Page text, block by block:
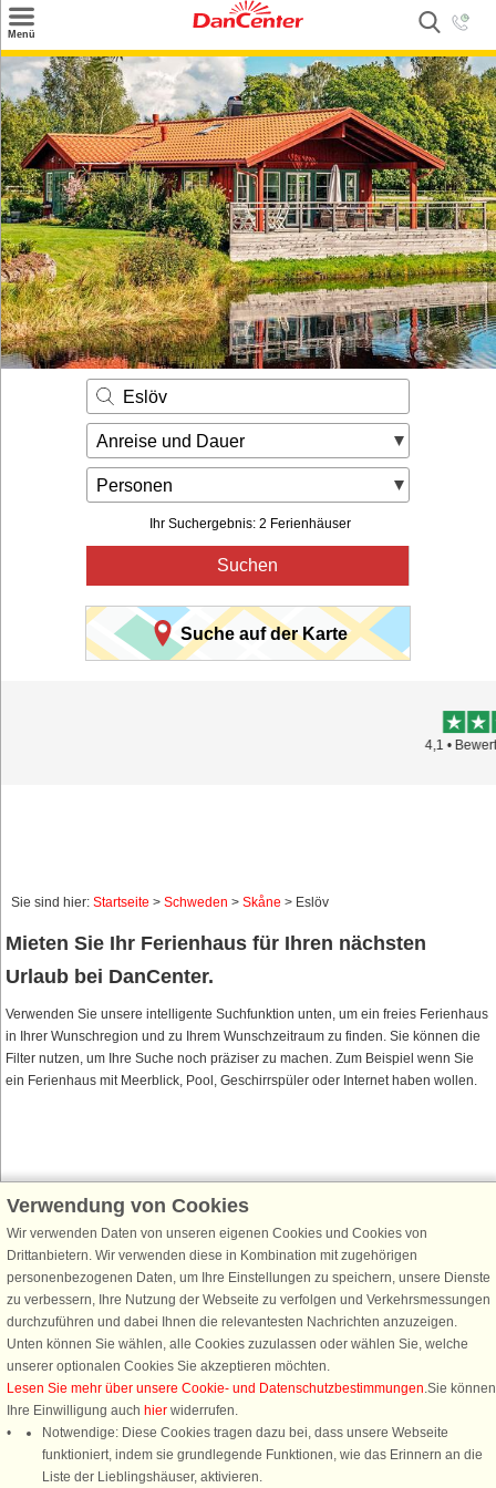
Menü
Suchen
Urlaubsziele
Weitere Urlaubsziele
Angebote
Inspiration
Kontakt
Gut zu wissen
Login
Eslöv
Anreise und Dauer
Personen
Ihr Suchergebnis: 2 Ferienhäuser
Suchen
Suche auf der Karte
Trustpilot
Sie sind hier: Startseite > Schweden > Skåne > Eslöv
Mieten Sie Ihr Ferienhaus für Ihren nächsten
Urlaub bei DanCenter.
Verwenden Sie unsere intelligente Suchfunktion unten, um ein freies Ferienhaus
in Ihrer Wunschregion und zu Ihrem Wunschzeitraum zu finden. Sie können die
Filter nutzen, um Ihre Suche noch präziser zu machen. Zum Beispiel wenn Sie
ein Ferienhaus mit Meerblick, Pool, Geschirrspüler oder Internet haben wollen.
Schließen Sie sich 100.000 Ferienhaus-Fans an
Willkommensgutschein von 25 €
Ferienhausurlaub - melden Sie sich einfach für den DanCenter Newsletter
an. Verpassen Sie nie wieder exklusive Angebote, Gewinnspiele und
Urlaubstipps!
Newsletter abonnieren
Verwendung von Cookies
Wir verwenden Daten von unseren eigenen Cookies und Cookies von
Drittanbietern. Wir verwenden diese in Kombination mit zugehörigen
personenbezogenen Daten, um Ihre Einstellungen zu speichern, unsere Dienste
zu verbessern, Ihre Nutzung der Webseite zu verfolgen und Verkehrsmessungen
durchzuführen und dabei Ihnen die relevantesten Nachrichten anzuzeigen.
Unten können Sie wählen, alle Cookies zuzulassen oder wählen Sie, welche
unserer optionalen Cookies Sie akzeptieren möchten.
Lesen Sie mehr über unsere Cookie- und Datenschutzbestimmungen .Sie können
Ihre Einwilligung auch hier widerrufen.
Notwendige: Diese Cookies tragen dazu bei, dass unsere Webseite
funktioniert, indem sie grundlegende Funktionen, wie das Erinnern an die
Liste der Lieblingshäuser, aktivieren.